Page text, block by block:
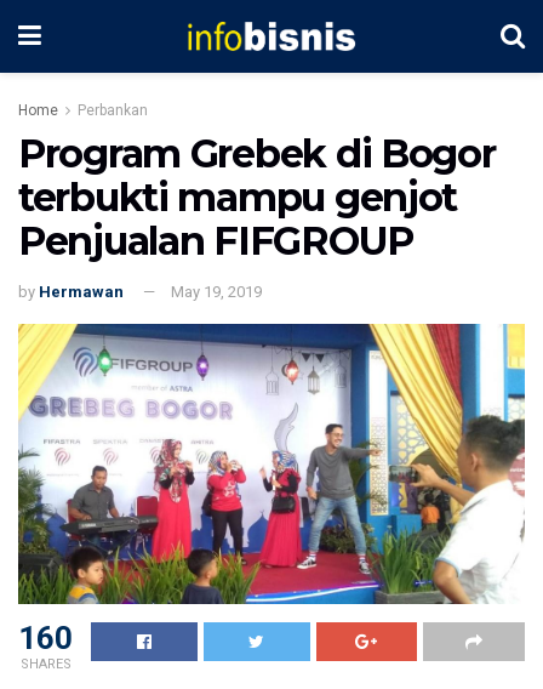
Home Perbankan
Program Grebek di Bogor
terbukti mampu genjot
Penjualan FIFGROUP
by Hermawan May 19, 2019
160
SHARES